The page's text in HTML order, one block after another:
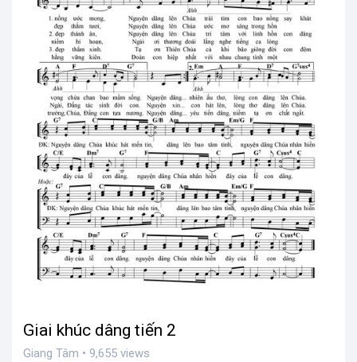
Giai khúc dâng tiến 2
Giang Tâm • 9,655 views